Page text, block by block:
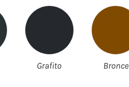
Grafito Bronce